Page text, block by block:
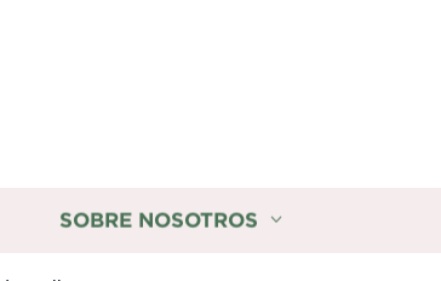
SOBRE NOSOTROS